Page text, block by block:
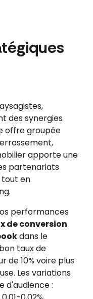
des synergies
offre groupée
apporte une
partenariats
en
performances
de conversion
dans le
taux de
de 10% voire plus
Les variations
d'audience :